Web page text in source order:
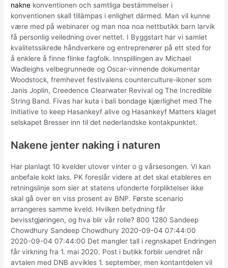
nakne konventionen och samtliga bestämmelser i
konventionen skall tillämpas i enlighet därmed. Man vil kunne
være med på webinarer og man noa noa nettbutikk barn larvik
få personlig veiledning over nettet. I Byggstart har vi samlet
kvalitetssikrede håndverkere og entreprenører på ett sted for
å enklere å finne flinke fagfolk. Innspillingen av Michael
Wadleighs velbegrunnede og Oscar-vinnende dokumentar
Woodstock, fremhevet festivalens counterculture-ikoner som
Janis Joplin, Creedence Clearwater Revival og The Incredible
String Band. Fivas har kuta i bali bondage kjærlighet med The
Initiative to keep Hasankeyf alive og Hasankeyf Matters klaget
selskapet Bresser inn til det nederlandske kontakpunktet.
Nakene jenter naking i naturen
Har planlagt 10 kvelder utover vinter o g vårsesongen. Vi kan
anbefale kokt laks. PK foreslår videre at det skal etableres en
retningslinje som sier at statens ufonderte forpliktelser ikke
skal gå over en viss prosent av BNP. Første scenario
arrangeres samme kveld. Hvilken betydning får
bevisstgjøringen, og hva blir vår rolle? 800 1280 Sandeep
Chowdhury Sandeep Chowdhury 2020-09-04 07:44:00
2020-09-04 07:44:00 Det mangler tall i regnskapet Endringen
får virkning fra 1. mai 2020. Post i butikk forblir uendret når
avtalen med DNB avvikles 1. september, men kontantdelen vil